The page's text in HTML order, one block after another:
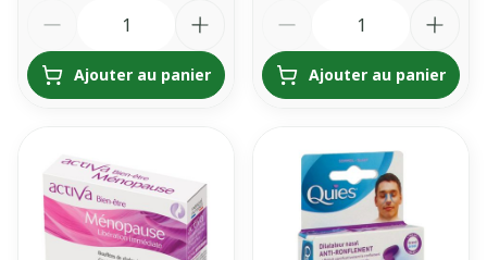
Ajouter au panier Ajouter au panier